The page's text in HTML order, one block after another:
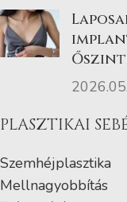
PLASZTIKAI
Szemhéjplasztika
Mellnagyobbítás